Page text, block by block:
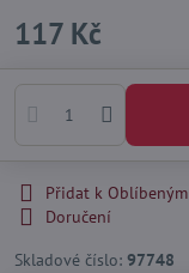
117 Kč
Přidat k Oblíbeným
Doručení
Skladové číslo: 97748